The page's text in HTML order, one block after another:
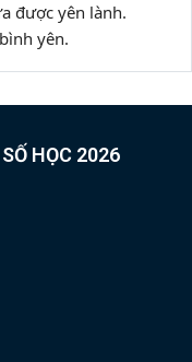
được yên lành.
yên.
HỌC 2026